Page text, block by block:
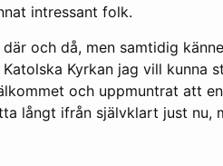
intressant folk.
och då, men samtidig
Kyrkan jag vill kunna
och uppmuntrat att
långt ifrån självklart just nu,